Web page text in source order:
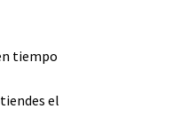
tiempo
el